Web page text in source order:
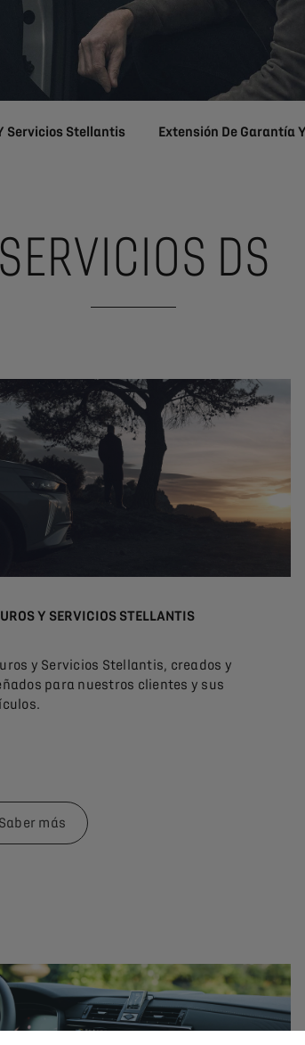
Servicios Stellantis Extensión De Garantía
SERVICIOS DS
Y SERVICIOS STELLANTIS
y Servicios Stellantis, creados y
para nuestros clientes y sus
Saber más